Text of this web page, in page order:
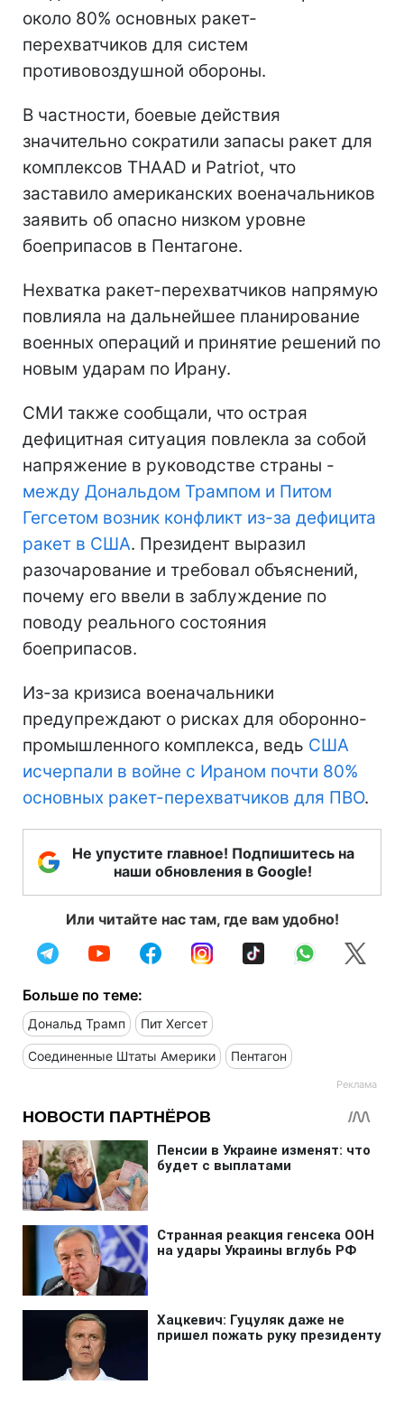
около 80% основных ракет-
перехватчиков для систем
противовоздушной обороны.
В частности, боевые действия
значительно сократили запасы ракет для
комплексов THAAD и Patriot, что
заставило американских военачальников
заявить об опасно низком уровне
боеприпасов в Пентагоне.
Нехватка ракет-перехватчиков напрямую
повлияла на дальнейшее планирование
военных операций и принятие решений по
новым ударам по Ирану.
СМИ также сообщали, что острая
дефицитная ситуация повлекла за собой
напряжение в руководстве страны -
между Дональдом Трампом и Питом
Гегсетом возник конфликт из-за дефицита
ракет в США. Президент выразил
разочарование и требовал объяснений,
почему его ввели в заблуждение по
поводу реального состояния
боеприпасов.
Из-за кризиса военачальники
предупреждают о рисках для оборонно-
промышленного комплекса, ведь США
исчерпали в войне с Ираном почти 80%
основных ракет-перехватчиков для ПВО.
Не упустите главное! Подпишитесь на
наши обновления в Google!
Или читайте нас там, где вам удобно!
Больше по теме:
Дональд Трамп Пит Хегсет
Соединенные Штаты Америки Пентагон